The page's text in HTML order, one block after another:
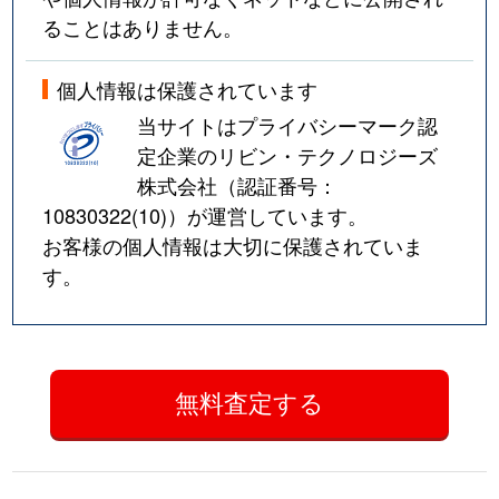
ることはありません。
個人情報は保護されています
当サイトはプライバシーマーク認
定企業のリビン・テクノロジーズ
株式会社（認証番号：
10830322(10)）が運営しています。
お客様の個人情報は大切に保護されていま
す。